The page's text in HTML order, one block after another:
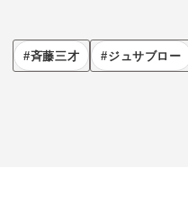
斉藤三才 ジュサブロー